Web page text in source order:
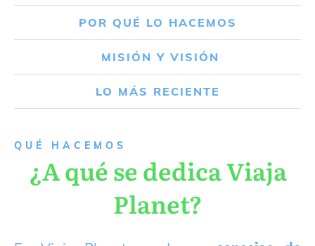
POR QUÉ LO HACEMOS
MISIÓN Y VISIÓN
LO MÁS RECIENTE
QUÉ HACEMOS
¿A qué se dedica Viaja
Planet?